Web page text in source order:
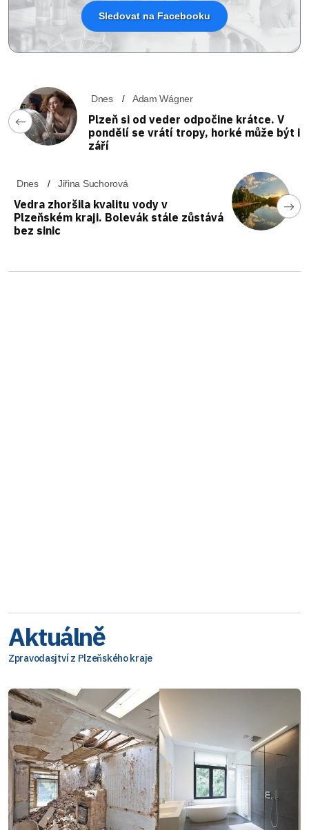
Sledovat na Facebooku
Dnes Adam Wágner
Plzeň si od veder odpočine krátce. V
pondělí se vrátí tropy, horké může být i
září
Dnes Jiřina Suchorová
Vedra zhoršila kvalitu vody v
Plzeňském kraji. Bolevák stále zůstává
bez sinic
Aktuálně
Zpravodasjtví z Plzeňského kraje